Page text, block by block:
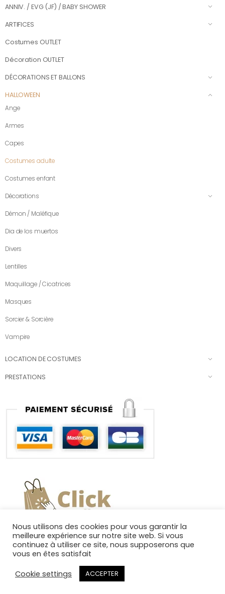
ANNIV. / EVG (JF) / BABY SHOWER
ARTIFICES
Costumes OUTLET
Décoration OUTLET
DÉCORATIONS ET BALLONS
HALLOWEEN
Ange
Armes
Capes
Costumes adulte
Costumes enfant
Décorations
Démon / Maléfique
Dia de los muertos
Divers
Lentilles
Maquillage / Cicatrices
Masques
Sorcier & Sorcière
Vampire
LOCATION DE COSTUMES
PRESTATIONS
Copyright 2025. Tous droits réservés.
Nous utilisons des cookies pour vous garantir la
meilleure expérience sur notre site web. Si vous
continuez à utiliser ce site, nous supposerons que
vous en êtes satisfait
Cookie settings
ACCEPTER